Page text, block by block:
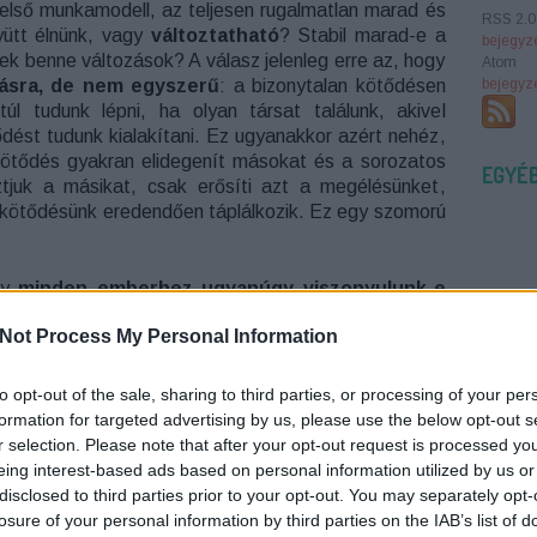
Process My Personal Information
opt-out of the sale, sharing to third parties, or processing of your
for targeted advertising by us, please use the below opt-out
selection. Please note that after your opt-out request is processed
interest-based ads based on personal information utilized by us
to third parties prior to your opt-out. You may separately
of your personal information by third parties on the IAB’s list of
munkamodell, az teljesen rugalmatlan marad és
élnünk, vagy változtatható? Stabil marad-e a
benne változások? A válasz jelenleg erre az, hogy
de nem egyszerű: a bizonytalan kötődésen
tudunk lépni, ha olyan társat találunk, akivel
tudunk kialakítani. Ez ugyanakkor azért nehéz,
gyakran elidegenít másokat és a sorozatos
a másikat, csak erősíti azt a megélésünket,
eredendően táplálkozik. Ez egy szomorú
minden emberhez ugyanúgy viszonyulunk-e
hogy bizonyképesek vagyunk többféleképpen
mintázatot alakítunk ki a két minket nevelővel
csak bele abba, hogy hogyan kötődsz egyik vagy
kollégáidhoz és a legjobb barátodhoz. Ugye, hogy
különbség található tehát abban, hogy hogyan
csoportokhoz, barátokhoz, párokhoz az életünk
beállítódásunk”, egy tendenciánk, ami eredhet
RSS 2.0
Atom